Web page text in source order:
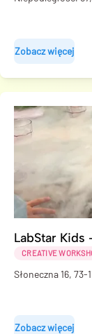
Zobacz więcej
LabStar
CREATIVE
Słoneczna 16, 73-
Zobacz więcej